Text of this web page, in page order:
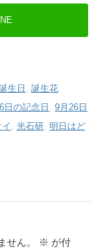
生日
誕生花
日の記念日
9月26日
光石研 明日はど
せん。 ※ が付